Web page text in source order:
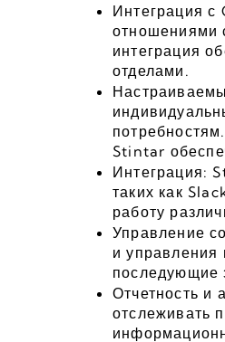
Интеграция с
отношениями
интеграция
отделами.
Stintar
Интеграция:
таких как
работу
Управление
и управления
последующие
Отчетность и
отслеживать